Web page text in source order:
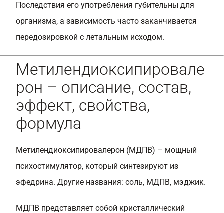
Последствия его употребления губительны для
организма, а зависимость часто заканчивается
передозировкой с летальным исходом.
Метилендиоксипировале
рон – описание, состав,
эффект, свойства,
формула
Метилендиоксипировалерон (МДПВ) – мощный
психостимулятор, который синтезируют из
эфедрина. Другие названия: соль, МДПВ, мэджик.
МДПВ представляет собой кристаллический